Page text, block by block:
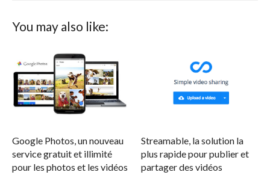
You may also like:
Google Photos, un nouveau
service gratuit et illimité
pour les photos et les vidéos
Streamable, la solution la
plus rapide pour publier et
partager des vidéos